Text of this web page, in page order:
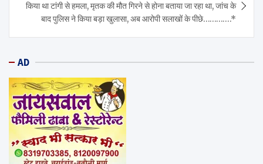
किया था टांगी से हमला, मृतक की मौत गिरने से होना बताया जा रहा था, जांच के
बाद पुलिस ने किया बड़ा खुलासा, अब आरोपी सलाखों के पीछे………….*
AD